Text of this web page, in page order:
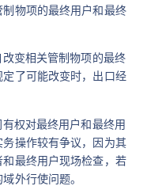
物项的最终用户和最终
变相关管制物项的最终
了可能改变时，出口经
权对最终用户和最终用
操作较有争议，因为其
最终用户现场检查，若
外行使问题。